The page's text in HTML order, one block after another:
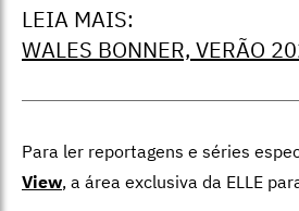
LEIA MAIS:
WALES BONNER, VERÃO
Para ler reportagens e séries
View, a área exclusiva da ELLE